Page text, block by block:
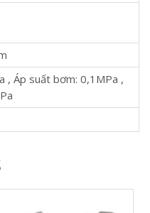
, Áp suất bơm: 0,1MPa ,